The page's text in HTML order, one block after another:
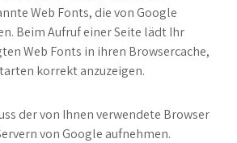
Web Fonts, die von Google
Beim Aufruf einer Seite lädt Ihr
Web Fonts in ihren Browsercache,
korrekt anzuzeigen.
der von Ihnen verwendete Browser
von Google aufnehmen.